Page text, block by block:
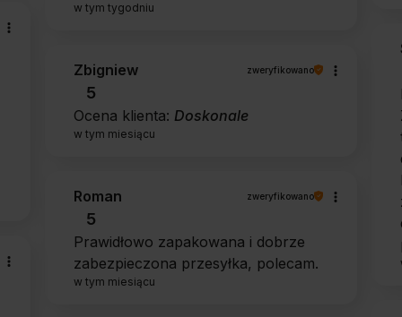
w tym tygodniu
Zbigniew zweryfikowano
5
Ocena klienta: Doskonale
w tym miesiącu
Roman zweryfikowano
5
Prawidłowo zapakowana i dobrze
zabezpieczona przesyłka, polecam.
w tym miesiącu